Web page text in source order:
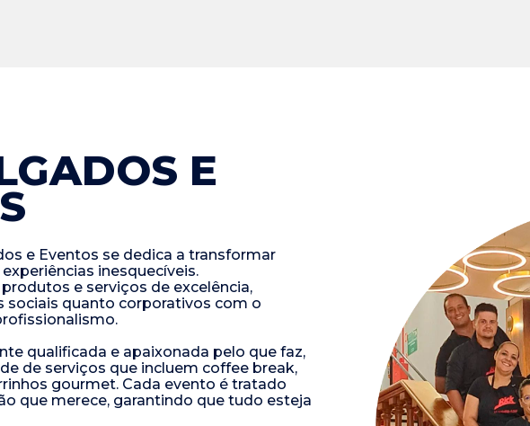
E
e Eventos se dedica a transformar
inesquecíveis.
e serviços de excelência,
quanto corporativos com o
qualificada e apaixonada pelo que faz,
de serviços que incluem coffee break,
gourmet. Cada evento é tratado
que merece, garantindo que tudo esteja